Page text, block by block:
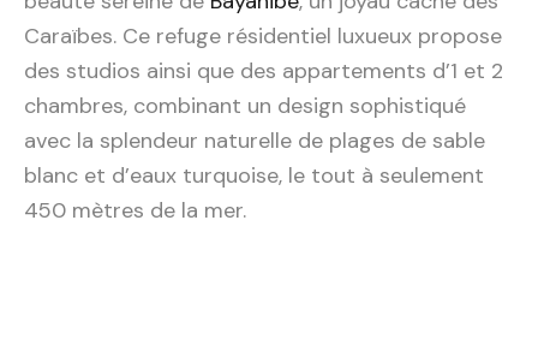
Caraïbes. Ce refuge résidentiel luxueux propose
des studios ainsi que des appartements d’1 et 2
chambres, combinant un design sophistiqué
avec la splendeur naturelle de plages de sable
blanc et d’eaux turquoise, le tout à seulement
450 mètres de la mer.